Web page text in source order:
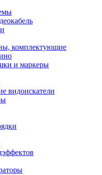
комплектующие
и маркеры
видоискатели